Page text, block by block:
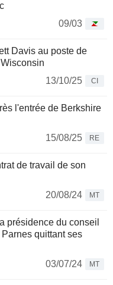
09/03
Davis au poste de
13/10/25
CI
l'entrée de Berkshire
15/08/25
RE
de travail de son
20/08/24
MT
présidence du conseil
quittant ses
03/07/24
MT